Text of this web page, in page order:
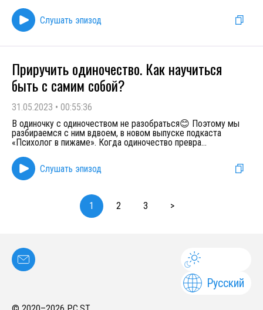
Слушать эпизод
Приручить одиночество. Как научиться
быть с самим собой?
31.05.2023 • 00:55:36
В одиночку с одиночеством не разобраться😊 Поэтому мы
разбираемся с ним вдвоем, в новом выпуске подкаста
«Психолог в пижаме». Когда одиночество превра...
Слушать эпизод
1 2 3 >
Русский